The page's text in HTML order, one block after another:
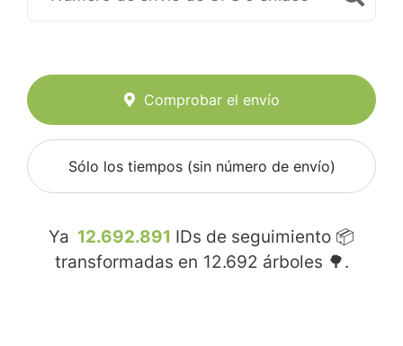
Comprobar el envío
Sólo los tiempos (sin número de envío)
Ya 12.692.891 IDs de seguimiento 📦
transformadas en 12.692 árboles 🌳.